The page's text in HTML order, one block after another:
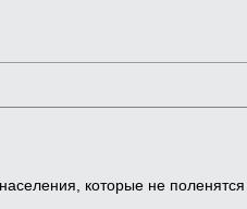
которые не поленятся